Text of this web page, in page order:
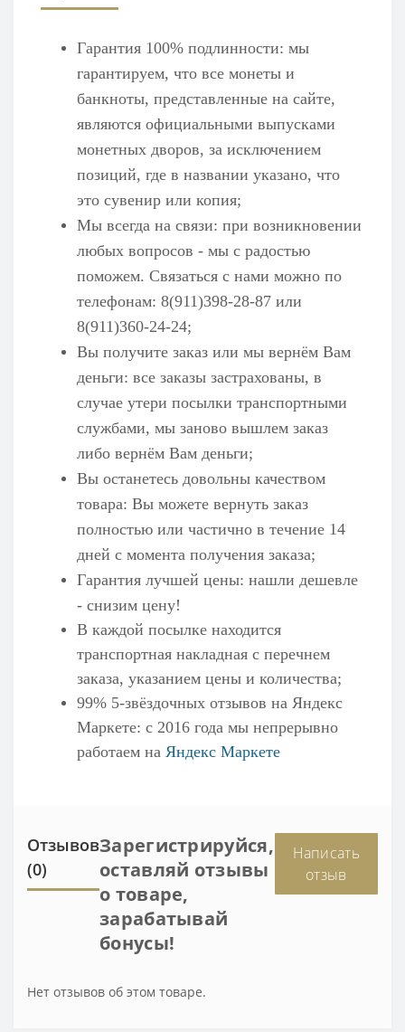
Гарантия 100% подлинности: мы
гарантируем, что все монеты и
банкноты, представленные на сайте,
являются официальными выпусками
монетных дворов, за исключением
позиций, где в названии указано, что
это сувенир или копия;
Мы всегда на связи: при возникновении
любых вопросов - мы с радостью
поможем. Связаться с нами можно по
телефонам: 8(911)398-28-87 или
8(911)360-24-24;
Вы получите заказ или мы вернём Вам
деньги: все заказы застрахованы, в
случае утери посылки транспортными
службами, мы заново вышлем заказ
либо вернём Вам деньги;
Вы останетесь довольны качеством
товара: Вы можете вернуть заказ
полностью или частично в течение 14
дней с момента получения заказа;
Гарантия лучшей цены: нашли дешевле
- снизим цену!
В каждой посылке находится
транспортная накладная с перечнем
заказа, указанием цены и количества;
99% 5-звёздочных отзывов на Яндекс
Маркете: с 2016 года мы непрерывно
работаем на Яндекс Маркете
Отзывов
(0)
Зарегистрируйся,
оставляй отзывы
о товаре,
зарабатывай
бонусы!
Написать
отзыв
Нет отзывов об этом товаре.